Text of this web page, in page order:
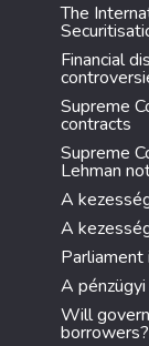
The
Financial
Supreme
contracts
Supreme
Lehman
A
A
A
Will
borrowers?